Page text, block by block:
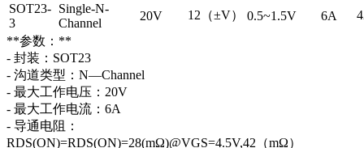
SOT23-
3
Single-N-
Channel
20V 12（±V） 0.5~1.5V 6A
**参数：**
- 封装：SOT23
- 沟道类型：N—Channel
- 最大工作电压：20V
- 最大工作电流：6A
- 导通电阻：
RDS(ON)=RDS(ON)=28(mΩ)@VGS=4.5V,42（mΩ）